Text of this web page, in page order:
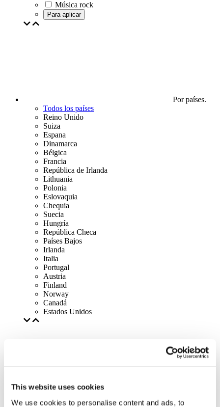
This website uses cookies
We use cookies to personalise content and ads, to
Música rock
Para aplicar
Por países.
Todos los países
Reino Unido
Suiza
Espana
Dinamarca
Bélgica
Francia
República de Irlanda
Lithuania
Polonia
Eslovaquia
Chequia
Suecia
Hungría
República Checa
Países Bajos
Irlanda
Italia
Portugal
Austria
Finland
Norway
Canadá
Estados Unidos